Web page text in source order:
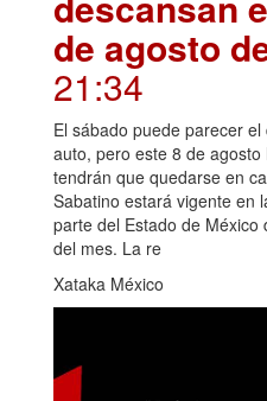
de agosto
21:34
El sábado puede parecer
auto, pero este 8 de
tendrán que quedarse en
Sabatino estará vigente en
parte del Estado de
del mes. La re
Xataka México